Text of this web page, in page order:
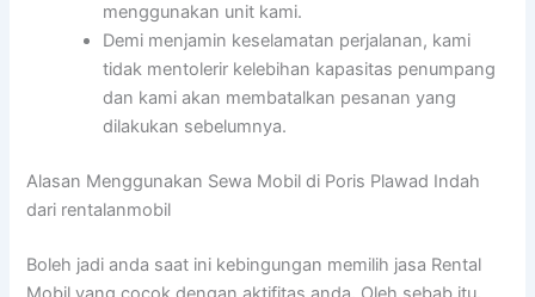
menggunakan unit kami.
Demi menjamin keselamatan perjalanan, kami
tidak mentolerir kelebihan kapasitas penumpang
dan kami akan membatalkan pesanan yang
dilakukan sebelumnya.
Alasan Menggunakan Sewa Mobil di Poris Plawad Indah
dari rentalanmobil
Boleh jadi anda saat ini kebingungan memilih jasa Rental